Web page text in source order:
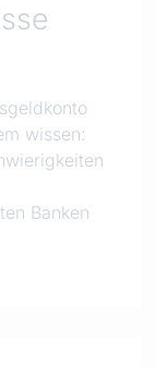
wissen:
Banken